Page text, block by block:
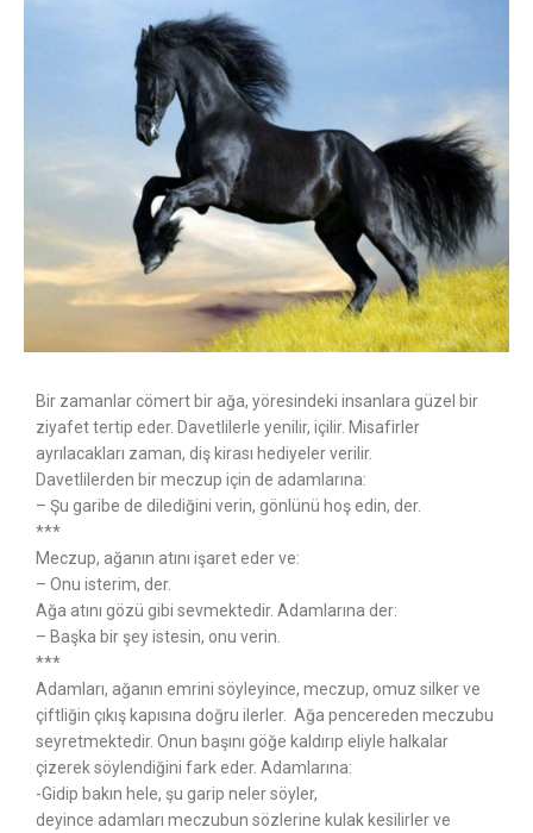
Bir zamanlar cömert bir ağa, yöresindeki insanlara güzel bir
ziyafet tertip eder. Davetlilerle yenilir, içilir. Misafirler
ayrılacakları zaman, diş kirası hediyeler verilir.
Davetlilerden bir meczup için de adamlarına:
– Şu garibe de dilediğini verin, gönlünü hoş edin, der.
***
Meczup, ağanın atını işaret eder ve:
– Onu isterim, der.
Ağa atını gözü gibi sevmektedir. Adamlarına der:
– Başka bir şey istesin, onu verin.
***
Adamları, ağanın emrini söyleyince, meczup, omuz silker ve
çiftliğin çıkış kapısına doğru ilerler. Ağa pencereden meczubu
seyretmektedir. Onun başını göğe kaldırıp eliyle halkalar
çizerek söylendiğini fark eder. Adamlarına:
-Gidip bakın hele, şu garip neler söyler,
deyince adamları meczubun sözlerine kulak kesilirler ve